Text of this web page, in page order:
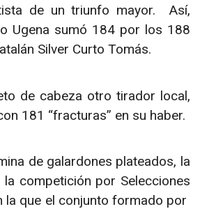
de un triunfo mayor. Así,
Ugena sumó 184 por los 188
Silver Curto Tomás.
de cabeza otro tirador local,
181 “fracturas” en su haber.
de galardones plateados, la
competición por Selecciones
la que el conjunto formado por